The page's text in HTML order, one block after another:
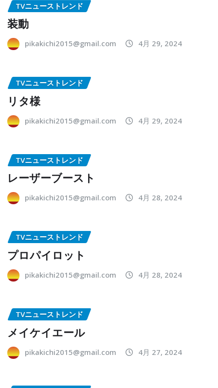
TVニューストレンド
装動
pikakichi2015@gmail.com 4月 29, 2024
TVニューストレンド
リタ様
pikakichi2015@gmail.com 4月 29, 2024
TVニューストレンド
レーザーブースト
pikakichi2015@gmail.com 4月 28, 2024
TVニューストレンド
プロパイロット
pikakichi2015@gmail.com 4月 28, 2024
TVニューストレンド
メイケイエール
pikakichi2015@gmail.com 4月 27, 2024